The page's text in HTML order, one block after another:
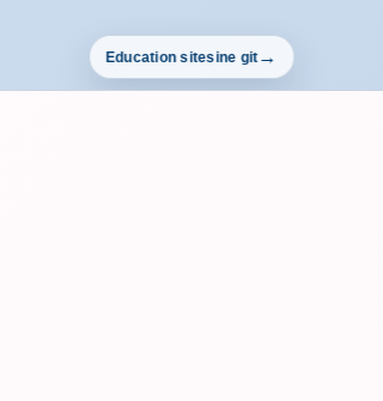
Education sitesine git